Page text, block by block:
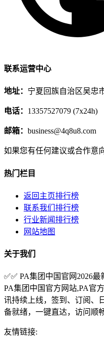
联系运营中心
地址： 宁夏回族自治区吴忠
电话： 13357527079 (7x24h)
邮箱： business@4q8u8.com
如果您有任何建议或合作意
热门栏目
返回主页排行榜
联系我们排行榜
行业新闻排行榜
网站地图
关于我们
✅✅ PA集团中国官网2026
PA集团中国官方网站,PA官
讯持续上线，签到、订阅、
备就绪，一键直达，访问顺畅
友情链接: